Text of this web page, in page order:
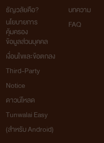
ธัญวลัยคือ?
นโยบายการ
คุ้มครอง
ข้อมูลส่วนบุคคล
เงื่อนไขและข้อตกลง
Third-Party
Notice
ดาวน์โหลด
Tunwalai Easy
(สำหรับ Android)
บทความ
FAQ